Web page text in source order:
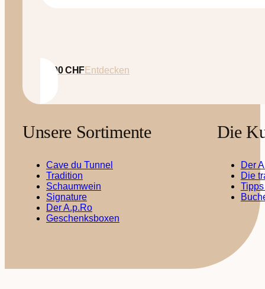
35.00CHFEntdecken
Unsere Sortimente
Cave du Tunnel
Tradition
Schaumwein
Signature
Der A.p.Ro
Geschenksboxen
Die
Der
Die